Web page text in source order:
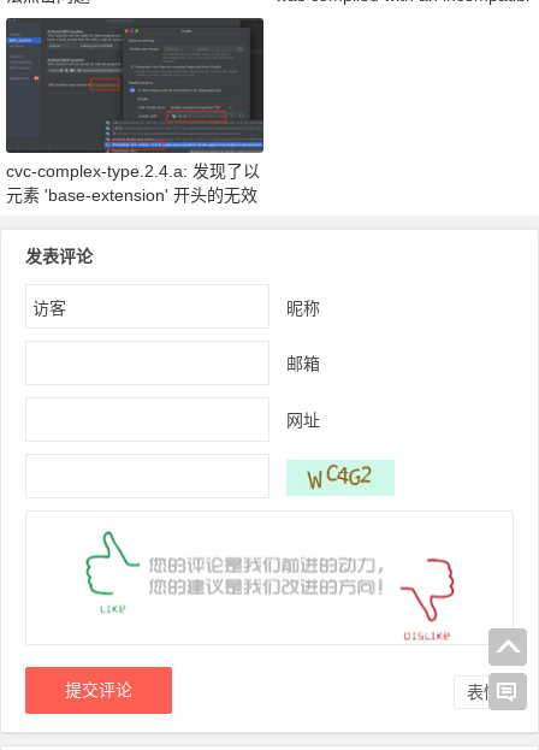
cvc-complex-type.2.4.a: 发现了以
元素 'base-extension' 开头的无效
头。
发表评论
昵称
邮箱
网址
表情